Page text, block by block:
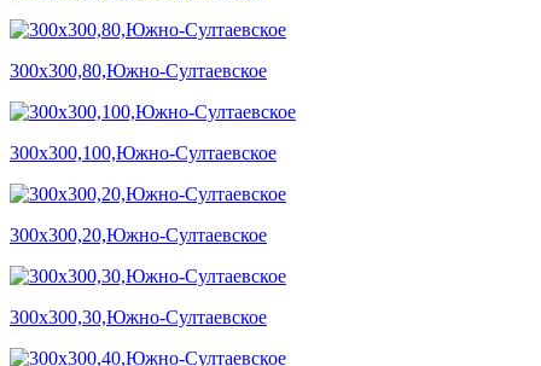
300х300,80,Южно-Султаевское
300х300,100,Южно-Султаевское
300х300,20,Южно-Султаевское
300х300,30,Южно-Султаевское